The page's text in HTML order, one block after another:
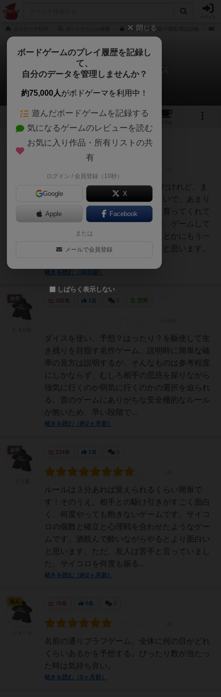
ブラフ 日本語版の通販/商品詳細
ブラフ / ライアーズダイス
53件のレビュー
16 5 53
カフェ
102名
playte版をプレイ。私は好きなのだけれど、ま
だ息子はハッタリや嘘が苦手みたいで、あまり
好きではなさそうでした。素直に育ってくれて
るなぁとしみじみ感動しましたが、ゲームして
くれなきゃ困ります。あと一年後とかにもう一
度出してみて、プレイしてみようと思います。
続きを読む（30日前）
仙人
102名 1名 充実
ダイスを使い、予想？はったり？を駆使して生
き残りを目指す名作ゲーム。説明時に簡単な確
率の見方は説明するが、そんなものは参考程度
にしかならず、むしろ相手の思惑を探りながら
強気に行くのか弱気に行くのかの選択を迫られ
る。昔のゲームにありがちな安全柵的なルール
が無いため、早い段階で...
続きを読む（約2ヶ月前）
皇帝
114名 1名
ルールは３分あれば覚えられるくらい簡単で
す！そのうえ、相手との駆け引きがすごく面白
く、何度やっても飽きないゲームです。サイコ
ロの個数と確立と心理戦を合わせたようなゲー
ムです。酒飲んで酔いながらやるとより面白い
と思います。ただ、友人は苦手と言っていまし
た。サイコロを何度も振る...
続きを読む（約2ヶ月前）
76名 0名
名前の通りブラフゲーム。全体に何の目がどれ
くらいあるかを予想する。ぴったり数が当たっ
た時は気持ち良い。
続きを読む（5ヶ月前）
仙人
閉じる
ボードゲームのプレイ履歴を記録し
て、
自分のデータを管理しませんか？
約75,000人がボドゲーマを利用中！
遊んだボードゲームを記録する
気になるゲームのレビューを読む
お気に入り作品・所有リストの共
有
ログイン / 会員登録（10秒）
Google X
Apple Facebook
または
メールで会員登録
しばらく表示しない